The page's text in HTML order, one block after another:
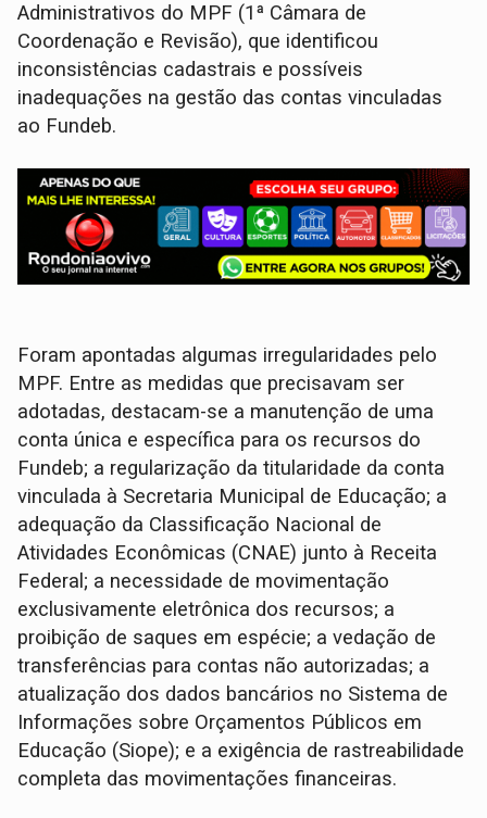
Administrativos do MPF (1ª Câmara de
Coordenação e Revisão), que identificou
inconsistências cadastrais e possíveis
inadequações na gestão das contas vinculadas
ao Fundeb.
Foram apontadas algumas irregularidades pelo
MPF. Entre as medidas que precisavam ser
adotadas, destacam-se a manutenção de uma
conta única e específica para os recursos do
Fundeb; a regularização da titularidade da conta
vinculada à Secretaria Municipal de Educação; a
adequação da Classificação Nacional de
Atividades Econômicas (CNAE) junto à Receita
Federal; a necessidade de movimentação
exclusivamente eletrônica dos recursos; a
proibição de saques em espécie; a vedação de
transferências para contas não autorizadas; a
atualização dos dados bancários no Sistema de
Informações sobre Orçamentos Públicos em
Educação (Siope); e a exigência de rastreabilidade
completa das movimentações financeiras.